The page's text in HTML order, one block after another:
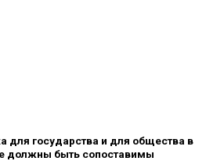
для государства и для общества в
должны быть сопоставимы